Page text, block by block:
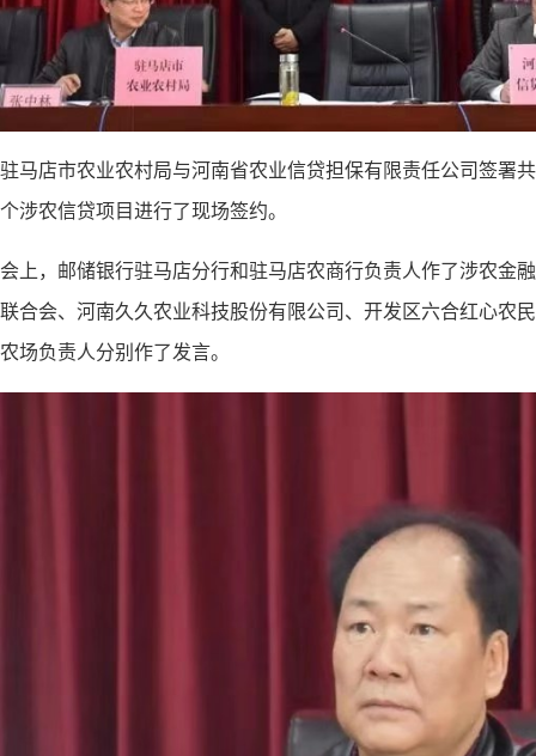
驻马店市农业农村局与河南省农业信贷担保有限责任公司签署
个涉农信贷项目进行了现场签约。
会上，邮储银行驻马店分行和驻马店农商行负责人作了涉农金
联合会、河南久久农业科技股份有限公司、开发区六合红心农
农场负责人分别作了发言。